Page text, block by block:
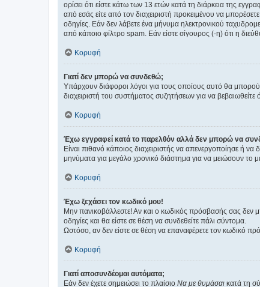
ορίσει ότι είστε κάτω των 13 ετών κατά τη διάρκεια της
από εσάς είτε από τον διαχειριστή προκειμένου να
οδηγίες. Εάν δεν λάβετε ένα μήνυμα ηλεκτρονικού
από κάποιο φίλτρο spam. Εάν είστε σίγουρος (-η) ότι η
Κορυφή
Γιατί δεν μπορώ να συνδεθώ;
Υπάρχουν διάφοροι λόγοι για τους οποίους αυτό θα
διαχειριστή του συστήματος συζητήσεων για να βεβαιωθείτε
Κορυφή
Έχω εγγραφεί κατά το παρελθόν αλλά δεν μπορώ να
Είναι πιθανό κάποιος διαχειριστής να απενεργοποίησε ή
μηνύματα για μεγάλο χρονικό διάστημα για να μειώσουν το
Κορυφή
Έχω ξεχάσει τον κωδικό μου!
Μην πανικοβάλλεστε! Αν και ο κωδικός πρόσβασής σας δεν
οδηγίες και θα είστε σε θέση να συνδεθείτε πάλι σύντομα.
Ωστόσο, αν δεν είστε σε θέση να επαναφέρετε τον κωδικό
Κορυφή
Γιατί αποσυνδέομαι αυτόματα;
Εάν δεν έχετε σημειώσει το πλαίσιο Να με θυμάσαι κατά τη